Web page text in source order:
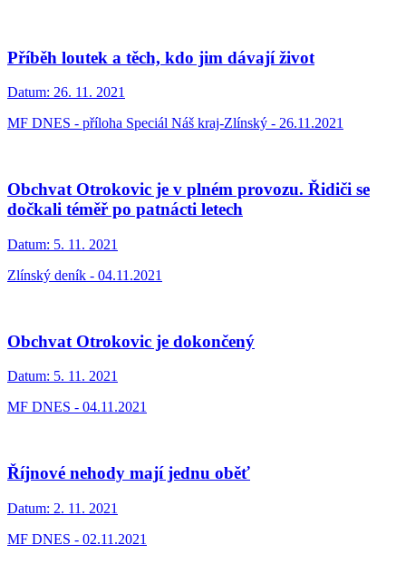
Příběh loutek a těch, kdo jim dávají život
Datum: 26. 11. 2021
MF DNES - příloha Speciál Náš kraj-Zlínský - 26.11.2021
Obchvat Otrokovic je v plném provozu. Řidiči se
dočkali téměř po patnácti letech
Datum: 5. 11. 2021
Zlínský deník - 04.11.2021
Obchvat Otrokovic je dokončený
Datum: 5. 11. 2021
MF DNES - 04.11.2021
Říjnové nehody mají jednu oběť
Datum: 2. 11. 2021
MF DNES - 02.11.2021